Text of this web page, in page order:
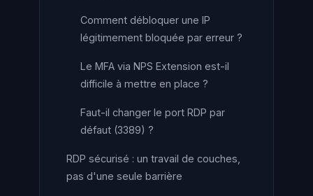
Comment débloquer une IP
légitimement bloquée par erreur ?
Le MFA via NPS Extension est-il
difficile à mettre en place ?
Faut-il changer le port RDP par
défaut (3389) ?
RDP sécurisé : un travail de couches,
pas d'une seule barrière